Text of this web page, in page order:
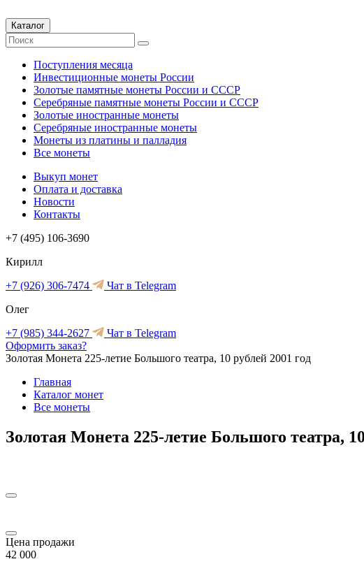
Каталог
Поступления месяца
Инвестиционные монеты России
Золотые памятные монеты России и СССР
Серебряные памятные монеты России и СССР
Золотые иностранные монеты
Серебряные иностранные монеты
Монеты из платины и палладия
Все монеты
Выкуп монет
Оплата и доставка
Новости
Контакты
+7 (495) 106-3690
Кирилл
+7 (926) 306-7474
Чат в Telegram
Олег
+7 (985) 344-2627
Чат в Telegram
Оформить заказ?
Золотая Монета 225-летие Большого театра, 10 рублей 2001 год
Главная
Каталог монет
Все монеты
Золотая Монета 225-летие Большого театра,
Цена продажи
42 000